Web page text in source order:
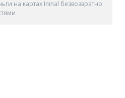
на картах Ininal безвозвратно